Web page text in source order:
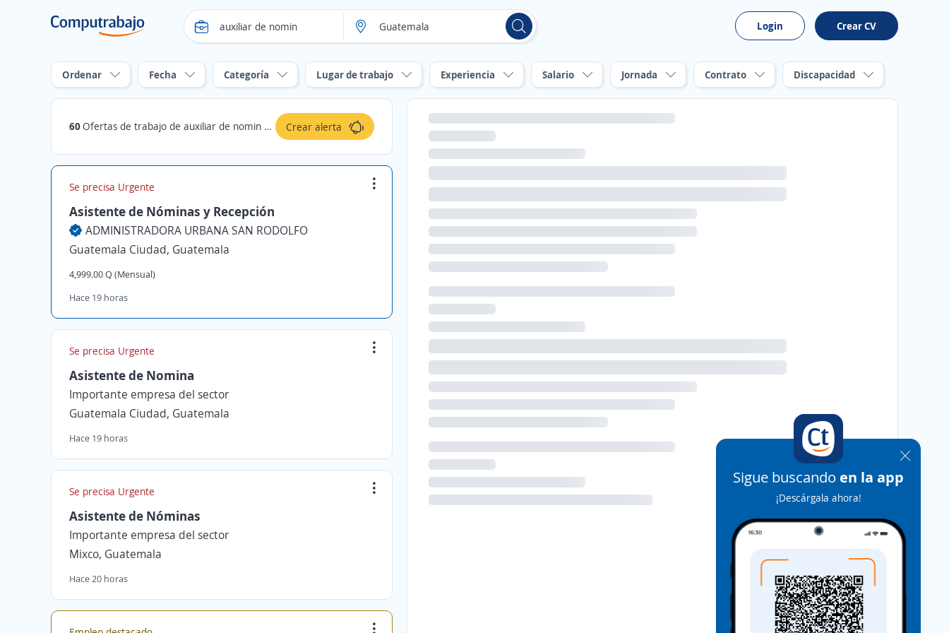
Login Crear CV
Ordenar Fecha Categoría Lugar de trabajo Experiencia Salario Jornada Contrato Discapacidad
60 Ofertas de trabajo de auxiliar de nomin en Guatemala Crear alerta
Se precisa Urgente
Asistente de Nóminas y Recepción
ADMINISTRADORA URBANA SAN RODOLFO
Guatemala Ciudad, Guatemala
4,999.00 Q (Mensual)
Hace 19 horas
Se precisa Urgente
Asistente de Nomina
Importante empresa del sector
Guatemala Ciudad, Guatemala
Hace 19 horas
Se precisa Urgente
Asistente de Nóminas
Importante empresa del sector
Mixco, Guatemala
Hace 20 horas
Sigue buscando en la app
¡Descárgala ahora!